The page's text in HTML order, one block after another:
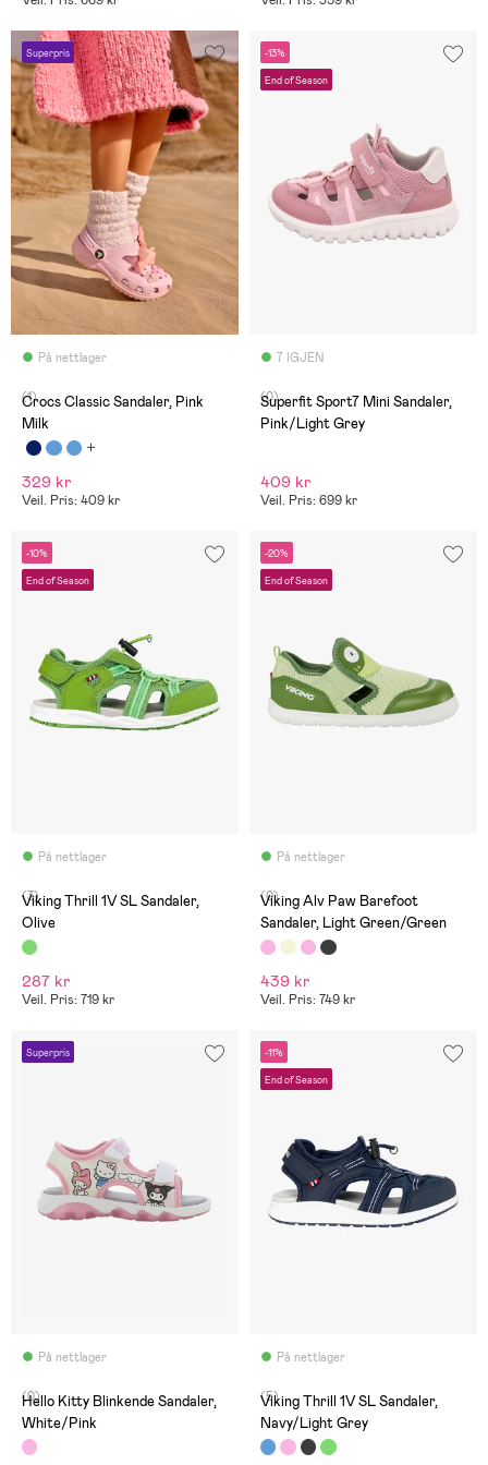
Superpris
På nettlager
(1)
Crocs Classic Sandaler, Pink
Milk
329 kr
Veil. Pris: 409 kr
-13%
End of Season
7 IGJEN
(0)
Superfit Sport7 Mini Sandaler,
Pink/Light Grey
409 kr
Veil. Pris: 699 kr
-10%
End of Season
På nettlager
(3)
Viking Thrill 1V SL Sandaler,
Olive
287 kr
Veil. Pris: 719 kr
-20%
End of Season
På nettlager
(0)
Viking Alv Paw Barefoot
Sandaler, Light Green/Green
439 kr
Veil. Pris: 749 kr
Superpris
På nettlager
(0)
Hello Kitty Blinkende Sandaler,
White/Pink
-11%
End of Season
På nettlager
(5)
Viking Thrill 1V SL Sandaler,
Navy/Light Grey